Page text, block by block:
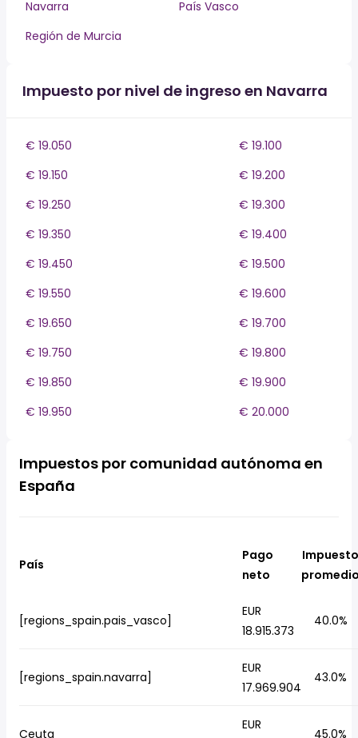
Navarra
País Vasco
Región de Murcia
Impuesto por nivel de ingreso en Navarra
€ 19.050
€ 19.100
€ 19.150
€ 19.200
€ 19.250
€ 19.300
€ 19.350
€ 19.400
€ 19.450
€ 19.500
€ 19.550
€ 19.600
€ 19.650
€ 19.700
€ 19.750
€ 19.800
€ 19.850
€ 19.900
€ 19.950
€ 20.000
Impuestos por comunidad autónoma en
España
País
Pago
neto
Impuesto
[regions_spain.pais_vasco]
EUR
18.915.373
40.0%
[regions_spain.navarra]
EUR
17.969.904
43.0%
Ceuta
EUR
45.0%